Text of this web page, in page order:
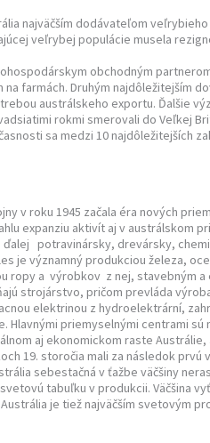
najväčším dodávateľom
veľrybej populácie musela
obchodným
farmách. Druhým najdôležitejším
austrálskeho exportu. Ďalšie
rokmi smerovali do Veľkej
sa medzi 10 najdôležitejších
v roku 1945 začala éra nových
expanziu aktivít aj v austrálskom
potravinársky, drevársky,
je významný produkciou železa,
ropy a výrobkov z nej, stavebným a
strojárstvo, pričom prevláda
elektrinou z hydroelektrární,
Hlavnými priemyselnými centrami
aj ekonomickom raste
19. storočia mali za následok
sebestačná v ťažbe väčšiny
tabuľku v produkcii. Väčšina
Austrália je tiež najväčším svetovým